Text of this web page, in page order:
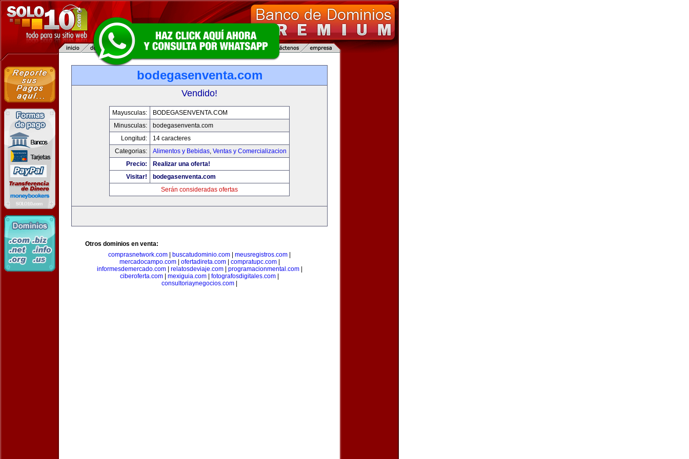
bodegasenventa.com
Vendido!
Mayusculas:
BODEGASENVENTA.COM
Minusculas:
bodegasenventa.com
Longitud:
14 caracteres
Categorias:
Alimentos y Bebidas, Ventas y Comercializacion
Precio:
Realizar una oferta!
Visitar!
bodegasenventa.com
Serán consideradas ofertas
Otros dominios en venta:
comprasnetwork.com
buscatudominio.com meusregistros.com
mercadocampo.com| ofertadireta.com| compratupc.com|
informesdemercado.com| relatosdeviaje.com| programacionmental.com|
ciberoferta.com
mexiguia.com fotografosdigitales.com
consultoriaynegocios.com